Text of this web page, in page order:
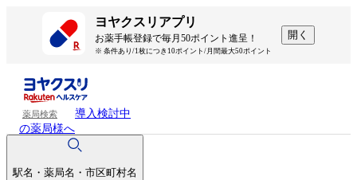
ヨヤクスリアプリ
お薬手帳登録で毎月50ポイント進呈！
※ 条件あり/1枚につき10ポイント/月間最大50ポイント
開く
薬局検索
導入検討中
の薬局様へ
駅名・薬局名・市区町村名
処方せんを送って待ち時間を短く！
処方せんを送って待ち時間を短く！